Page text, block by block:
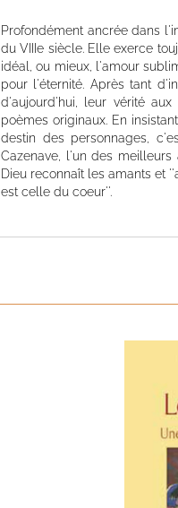
Profondément ancrée dans
du VIIIe siècle. Elle exerce
idéal, ou mieux, l'amour
pour l'éternité. Après tant
d'aujourd'hui, leur vérité
poèmes originaux. En
destin des personnages,
Cazenave, l'un des
Dieu reconnaît les amants et
est celle du coeur''.